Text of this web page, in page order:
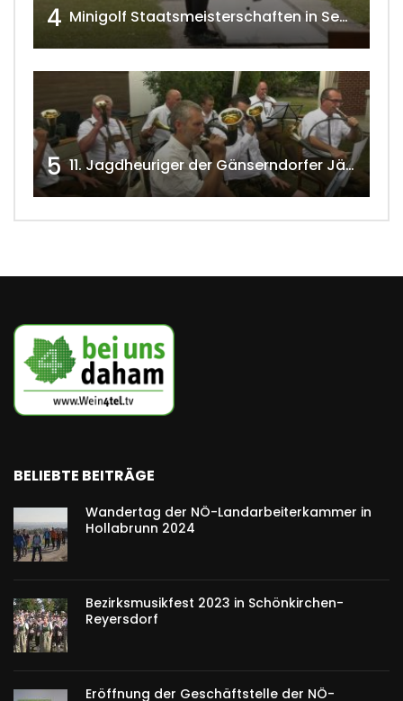
4 Minigolf Staatsmeisterschaften in Seefeld-Kadolz w4tv174
5 11. Jagdheuriger der Gänserndorfer Jäger 2020 w4tv166
BELIEBTE BEITRÄGE
Wandertag der NÖ-Landarbeiterkammer in
Hollabrunn 2024
Bezirksmusikfest 2023 in Schönkirchen-
Reyersdorf
Eröffnung der Geschäftstelle der NÖ-